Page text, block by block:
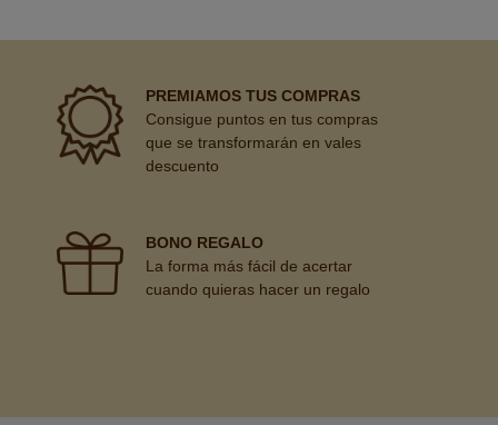
PREMIAMOS TUS COMPRAS
Consigue puntos en tus compras
que se transformarán en vales
descuento
BONO REGALO
La forma más fácil de acertar
cuando quieras hacer un regalo